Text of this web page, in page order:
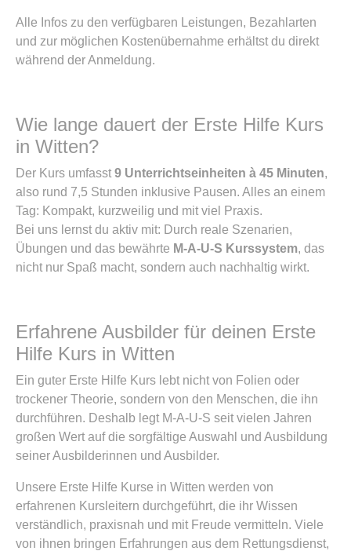
Alle Infos zu den verfügbaren Leistungen, Bezahlarten
und zur möglichen Kostenübernahme erhältst du direkt
während der Anmeldung.
Wie lange dauert der Erste Hilfe Kurs
in Witten?
Der Kurs umfasst 9 Unterrichtseinheiten à 45 Minuten,
also rund 7,5 Stunden inklusive Pausen. Alles an einem
Tag: Kompakt, kurzweilig und mit viel Praxis.
Bei uns lernst du aktiv mit: Durch reale Szenarien,
Übungen und das bewährte M-A-U-S Kurssystem, das
nicht nur Spaß macht, sondern auch nachhaltig wirkt.
Erfahrene Ausbilder für deinen Erste
Hilfe Kurs in Witten
Ein guter Erste Hilfe Kurs lebt nicht von Folien oder
trockener Theorie, sondern von den Menschen, die ihn
durchführen. Deshalb legt M-A-U-S seit vielen Jahren
großen Wert auf die sorgfältige Auswahl und Ausbildung
seiner Ausbilderinnen und Ausbilder.
Unsere Erste Hilfe Kurse in Witten werden von
erfahrenen Kursleitern durchgeführt, die ihr Wissen
verständlich, praxisnah und mit Freude vermitteln. Viele
von ihnen bringen Erfahrungen aus dem Rettungsdienst,